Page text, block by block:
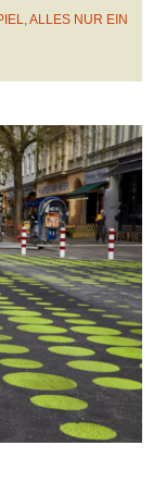
ALLES NUR EIN